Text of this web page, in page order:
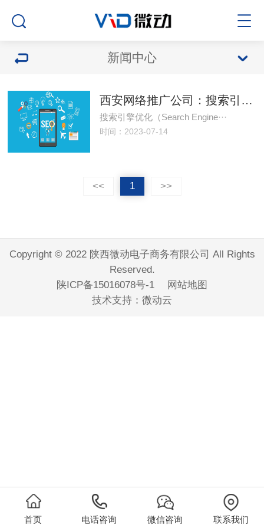
新闻中心
西安网络推广公司：搜索引擎优化（SEO）是什么？
搜索引擎优化（Search Engine···
时间：2023-07-14
<< 1 >>
Copyright © 2022 陕西微动电子商务有限公司 All Rights
Reserved.
陕ICP备15016078号-1
网站地图
技术支持： 微动云
首页 电话咨询 微信咨询 联系我们